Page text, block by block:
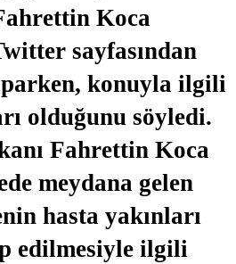
Koca
sayfasından
konuyla ilgili
olduğunu söyledi.
Fahrettin Koca
meydana gelen
hasta yakınları
edilmesiyle ilgili